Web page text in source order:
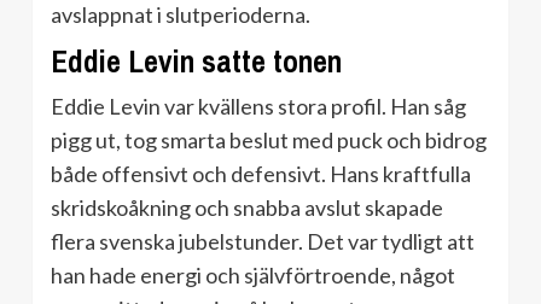
avslappnat i slutperioderna.
Eddie Levin satte tonen
Eddie Levin var kvällens stora profil. Han såg
pigg ut, tog smarta beslut med puck och bidrog
både offensivt och defensivt. Hans kraftfulla
skridskoåkning och snabba avslut skapade
flera svenska jubelstunder. Det var tydligt att
han hade energi och självförtroende, något